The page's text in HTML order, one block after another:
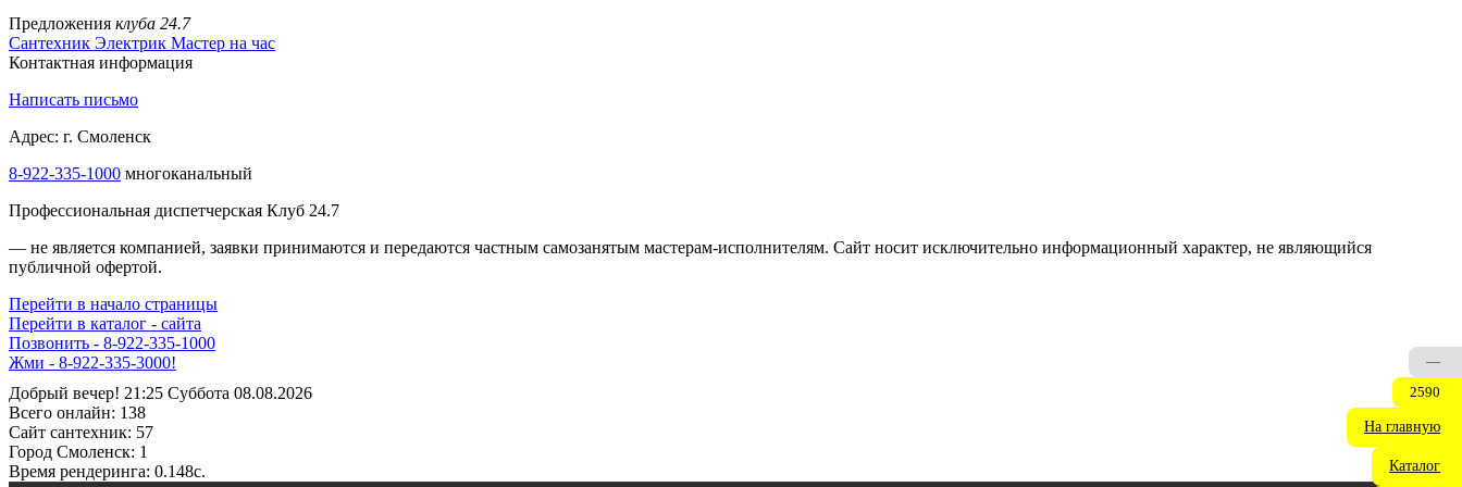
Предложения клуба 24.7
Сантехник Электрик Мастер на час
Контактная информация
Написать письмо
Адрес: г. Смоленск
8-922-335-1000 многоканальный
Профессиональная диспетчерская Клуб 24.7
— не является компанией, заявки принимаются и передаются частным самозанятым мастерам‑исполнителям. Сайт носит исключительно информационный характер, не являющийся
публичной офертой.
Перейти в начало страницы
Перейти в каталог - сайта
Позвонить - 8-922-335-1000
Жми - 8-922-335-3000!
Добрый вечер! 21:25 Суббота 08.08.2026
Всего онлайн: 138
Сайт cантехник: 57
Город Смоленск: 1
Время рендеринга: 0.148c.
—
2590
На главную
Каталог